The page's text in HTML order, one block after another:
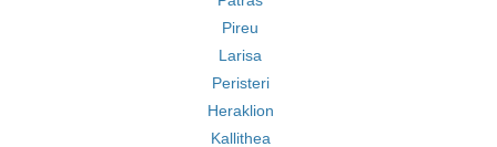
Pireu
Larisa
Peristeri
Heraklion
Kallithea